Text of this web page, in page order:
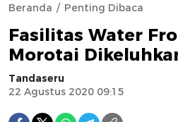
Beranda Penting Dibaca
Fasilitas Water
Morotai
Tandaseru
22 Agustus 2020 09:15